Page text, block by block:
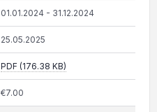
01.01.2024 - 31.12.2024
25.05.2025
PDF (176.38 KB)
€7.00